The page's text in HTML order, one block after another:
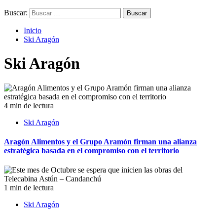
Buscar:
Inicio
Ski Aragón
Ski Aragón
4 min de lectura
Ski Aragón
Aragón Alimentos y el Grupo Aramón firman una alianza
estratégica basada en el compromiso con el territorio
1 min de lectura
Ski Aragón